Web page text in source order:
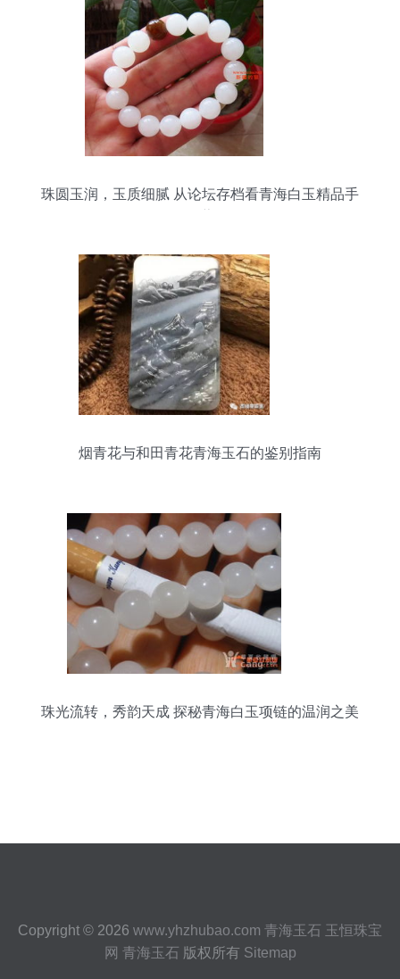
珠圆玉润，玉质细腻 从论坛存档看青海白玉精品手
烟青花与和田青花青海玉石的鉴别指南
珠光流转，秀韵天成 探秘青海白玉项链的温润之美
Copyright © 2026 www.yhzhubao.com 青海玉石 玉恒珠宝
网 青海玉石 版权所有 Sitemap